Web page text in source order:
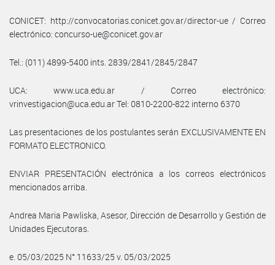
CONICET: http://convocatorias.conicet.gov.ar/director-ue / Correo
electrónico: concurso-ue@conicet.gov.ar
Tel.: (011) 4899-5400 ints. 2839/2841/2845/2847
UCA: www.uca.edu.ar / Correo electrónico:
vrinvestigacion@uca.edu.ar Tel: 0810-2200-822 interno 6370
Las presentaciones de los postulantes serán EXCLUSIVAMENTE EN
FORMATO ELECTRONICO.
ENVIAR PRESENTACIÓN electrónica a los correos electrónicos
mencionados arriba.
Andrea Maria Pawliska, Asesor, Dirección de Desarrollo y Gestión de
Unidades Ejecutoras.
e. 05/03/2025 N° 11633/25 v. 05/03/2025